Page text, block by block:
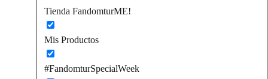
Tienda FandomturME!
Mis Productos
#FandomturSpecialWeek